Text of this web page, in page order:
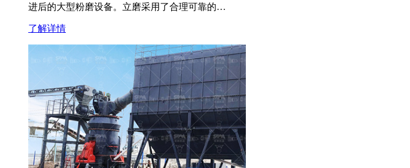
进后的大型粉磨设备。立磨采用了合理可靠的…
了解详情